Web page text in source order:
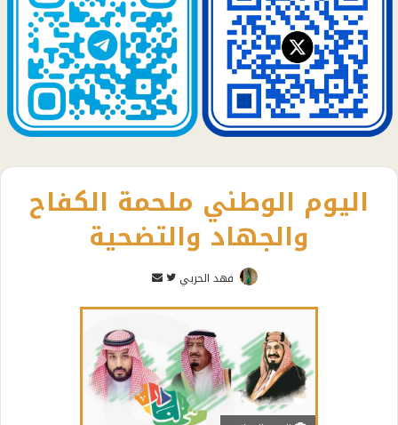
اليوم الوطني ملحمة الكفاح
والجهاد والتضحية
فهد الحربي
تابعأرسل